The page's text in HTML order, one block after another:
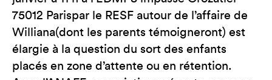
75012 Parispar le RESF autour de l’affaire de
Williana(dont les parents témoigneront) est
élargie à la question du sort des enfants
placés en zone d’attente ou en rétention.